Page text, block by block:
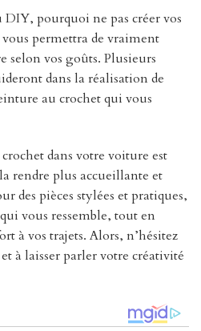
DIY, pourquoi ne pas créer vos
vous permettra de vraiment
selon vos goûts. Plusieurs
dans la réalisation de
au crochet qui vous
dans votre voiture est
rendre plus accueillante et
des pièces stylées et pratiques,
vous ressemble, tout en
à vos trajets. Alors, n’hésitez
à laisser parler votre créativité